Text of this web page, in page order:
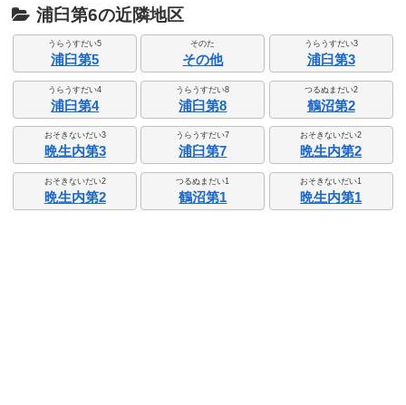
浦臼第6の近隣地区
うらうすだい5
浦臼第5
そのた
その他
うらうすだい3
浦臼第3
うらうすだい4
浦臼第4
うらうすだい8
浦臼第8
つるぬまだい2
鶴沼第2
おそきないだい3
晩生内第3
うらうすだい7
浦臼第7
おそきないだい2
晩生内第2
おそきないだい2
晩生内第2
つるぬまだい1
鶴沼第1
おそきないだい1
晩生内第1